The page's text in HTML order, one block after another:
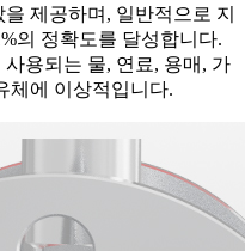
제공하며, 일반적으로 지
의 정확도를 달성합니다.
용되는 물, 연료, 용매, 가
체에 이상적입니다.